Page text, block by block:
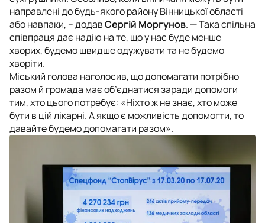
направлені до будь-якого району Вінницької області
або навпаки, – додавСергій Моргунов. — Така спільна
співпраця дає надію на те, що у нас буде менше
хворих, будемо швидше одужувати та не будемо
хворіти.
Міський голова наголосив, що допомагати потрібно
разом й громада має об’єднатися заради допомоги
тим, хто цього потребує: «Ніхто ж не знає, хто може
бути в цій лікарні. А якщо є можливість допомогти, то
давайте будемо допомагати разом».